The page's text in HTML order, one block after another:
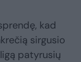
kad
sirgusio
patyrusių